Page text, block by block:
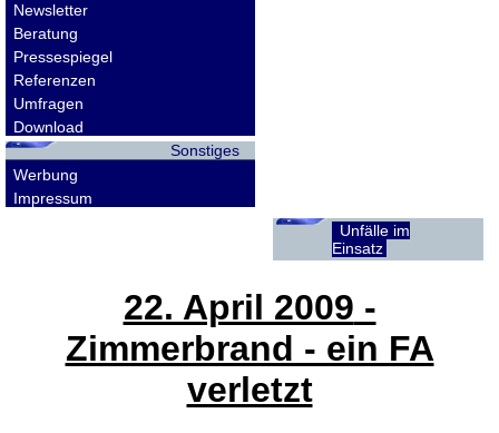
Newsletter
Beratung
Pressespiegel
Referenzen
Umfragen
Download
Sonstiges
Werbung
Impressum
Unfälle im
Einsatz
22. April 2009 -
Zimmerbrand - ein FA
verletzt